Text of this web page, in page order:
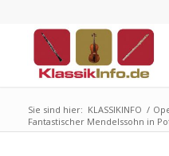
Sie sind hier: KLASSIKINFO /
Fantastischer Mendelssohn in